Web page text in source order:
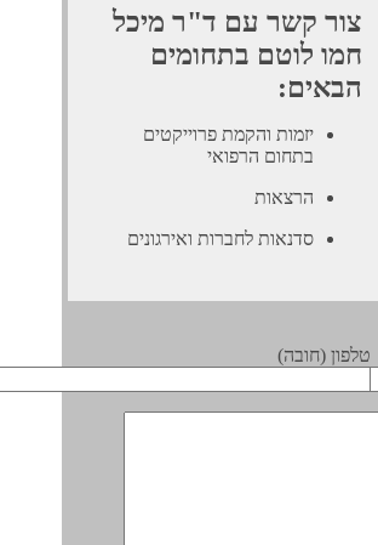
קשר עם ד"ר מיכל
לוטם בתחומים
יזמות והקמת פרוייקטים
בתחום הרפואי
הרצאות
סדנאות לחברות ואירגונים
(חובה)